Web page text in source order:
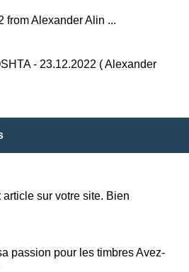
from Alexander Alin ...
- 23.12.2022 ( Alexander
sur votre site. Bien
passion pour les timbres Avez-